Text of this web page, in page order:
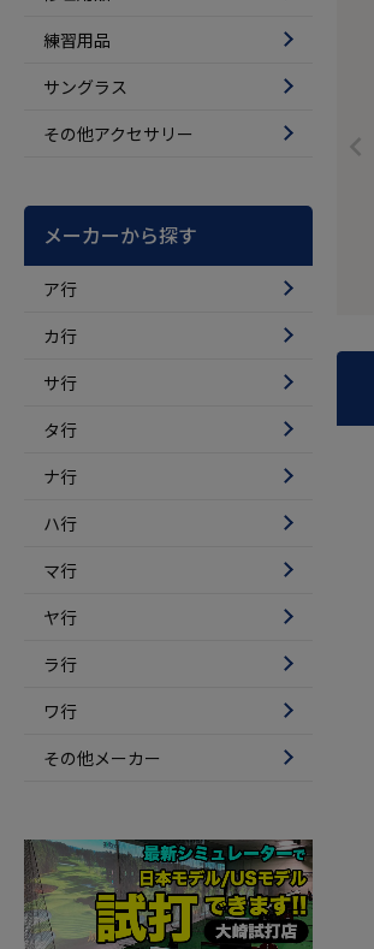
練習用品
サングラス
その他アクセサリー
メーカーから探す
ア行
カ行
サ行
タ行
ナ行
ハ行
マ行
ヤ行
ラ行
ワ行
その他メーカー